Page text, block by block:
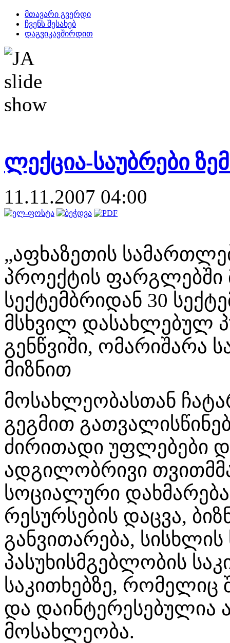
მთავარი გვერდი
ჩვენს შესახებ
დაგვიკავშირდით
ლექცია-საუბრები
11.11.2007 04:00
„აფხაზეთის
პროექტის ფარგლებში
სექტემბრიდან 30
მსხვილ დასახლებულ
გენწვიში, ომარიშარა
მიზნით
მოსახლეობასთან
გეგმით
ძირითადი უფლებები
ადგილობრივი
სოციალური
რესურსების დაცვა,
განვითარება,
პასუხისმგებლობის
საკითხებზე, რომელიც
და დაინტერესებულია
მოსახლეობა.